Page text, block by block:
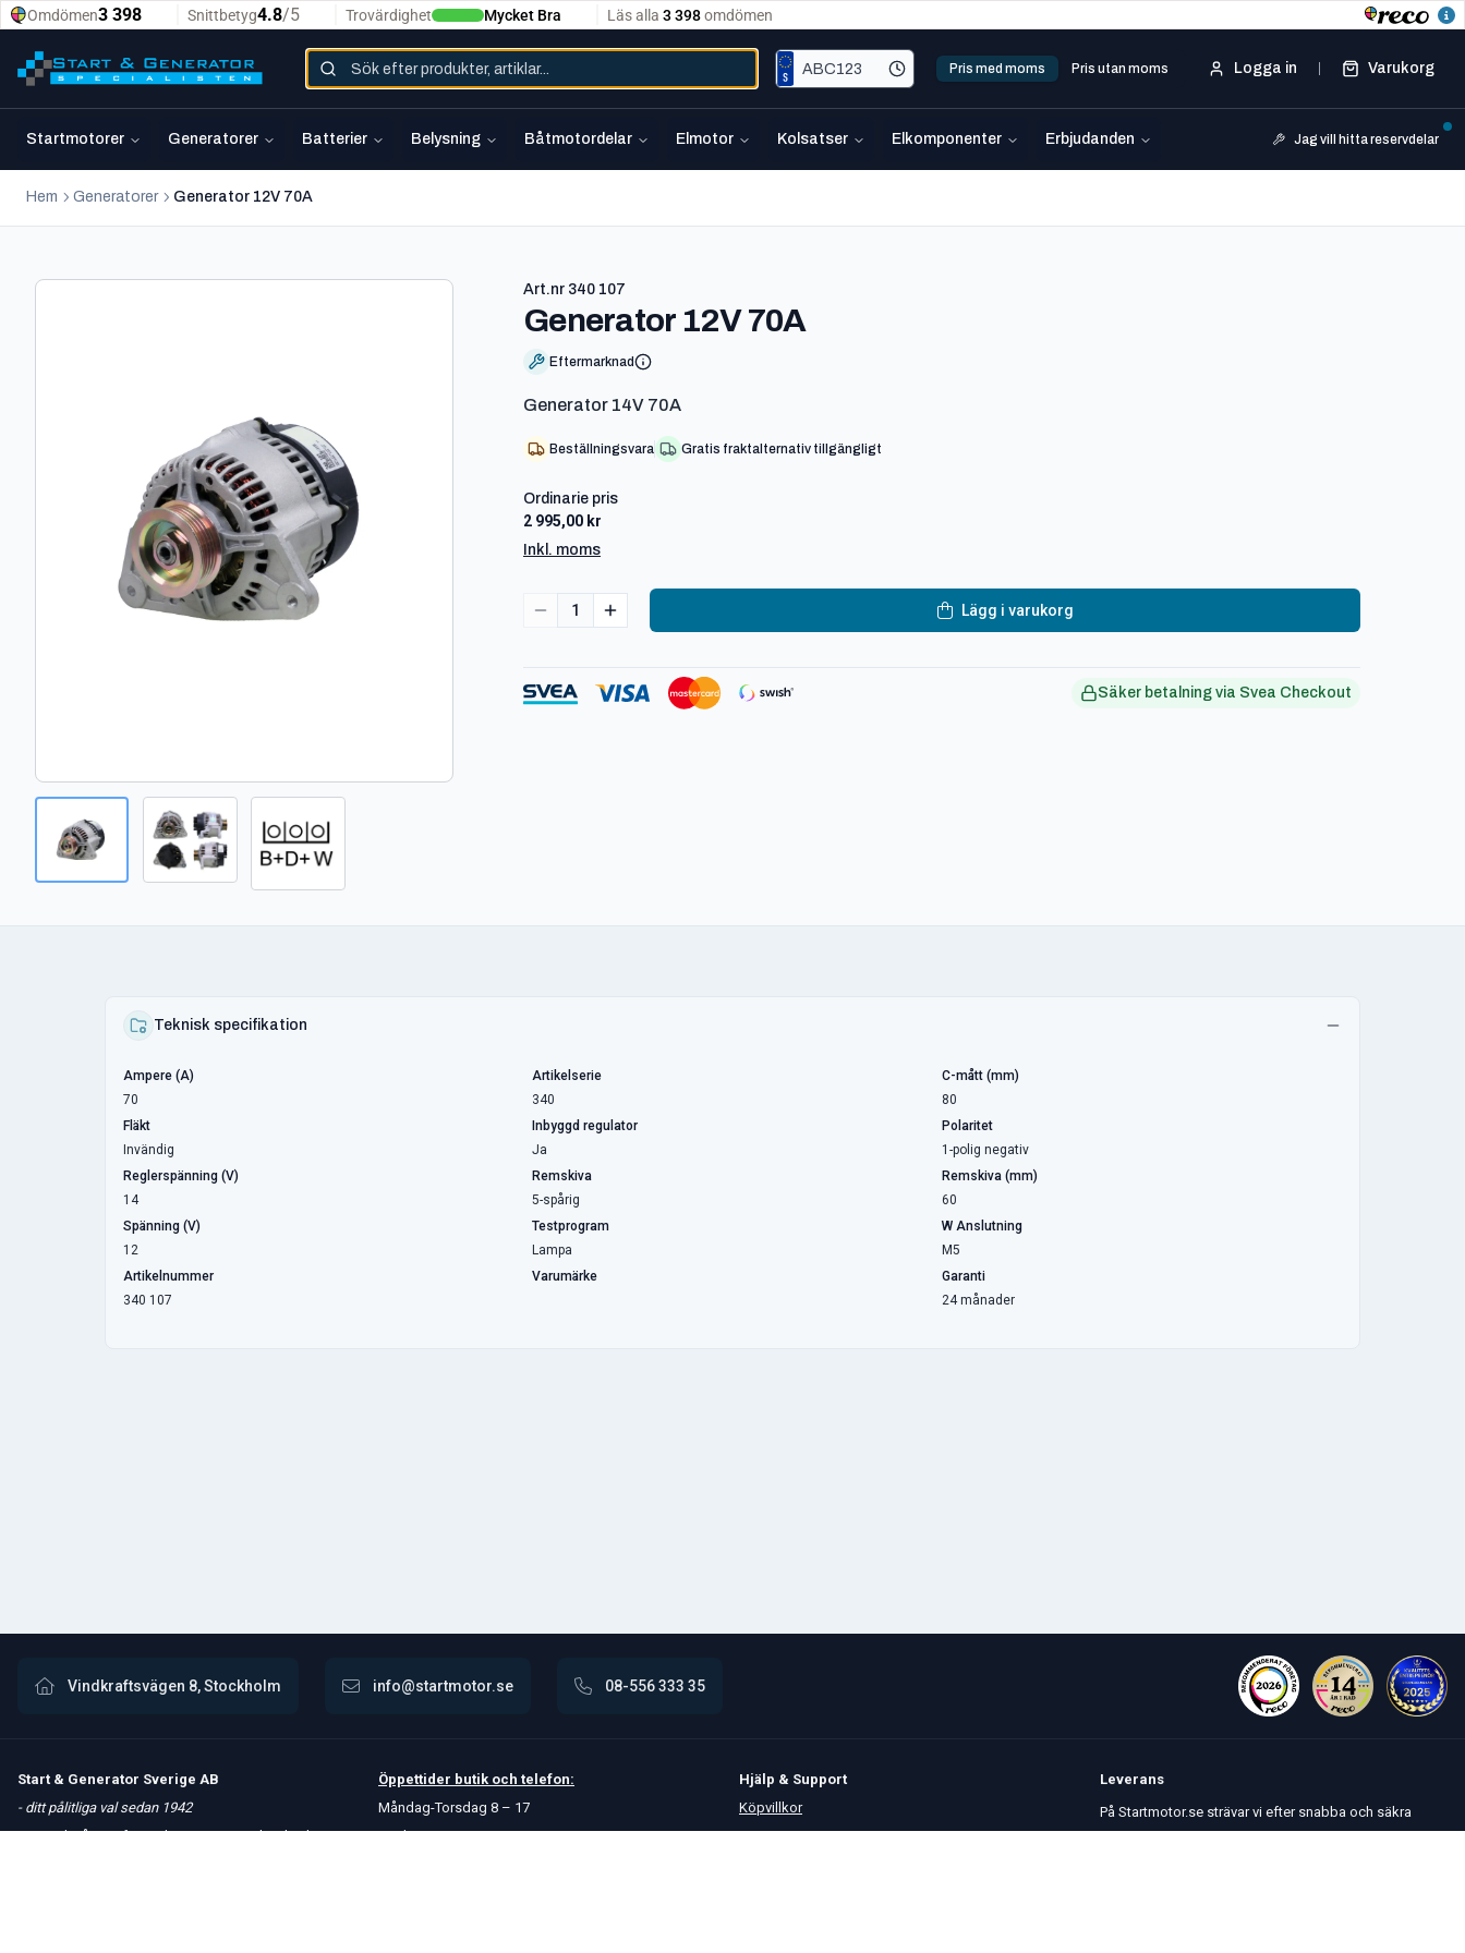
Pris med moms Pris utan moms Logga in Varukorg
Startmotorer Generatorer Batterier Belysning Båtmotordelar Elmotor Kolsatser Elkomponenter Erbjudanden Jag vill hitta reservdelar
Hem Generatorer Generator 12V 70A
Art.nr 340 107
Generator 12V 70A-
Eftermarknad
Generator 14V 70A
Beställningsvara Gratis fraktalternativ tillgängligt
Ordinarie pris
2 995,00 kr
Inkl. moms
1 Lägg i varukorg
Säker betalning via Svea Checkout
Teknisk specifikation
Ampere (A)
70
Artikelserie
340
C-mått (mm)
80
Fläkt
Invändig
Inbyggd regulator
Ja
Polaritet
1-polig negativ
Reglerspänning (V)
14
Remskiva
5-spårig
Remskiva (mm)
60
Spänning (V)
12
Testprogram
Lampa
W Anslutning
M5
Artikelnummer
340 107
Varumärke
Garanti
24 månader
Vindkraftsvägen 8, Stockholm info@startmotor.se 08-556 333 35
Start & Generator Sverige AB
- ditt pålitliga val sedan 1942
Upptäck vårt omfattande sortiment av högkvalitativa
Öppettider butik och telefon:
Måndag-Torsdag 8 – 17
Fredag 8 – 15
Hjälp & Support
Köpvillkor
Leverans
På Startmotor.se strävar vi efter snabba och säkra